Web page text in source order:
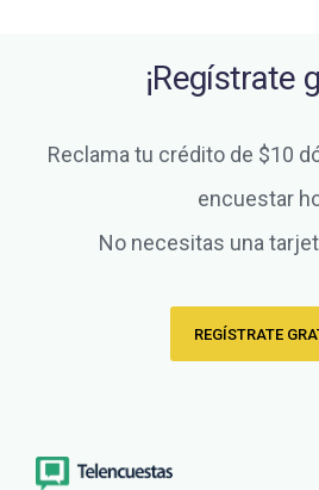
¡Regístrate
Reclama tu crédito de $10
encuestar
No necesitas una
REGÍSTRATE